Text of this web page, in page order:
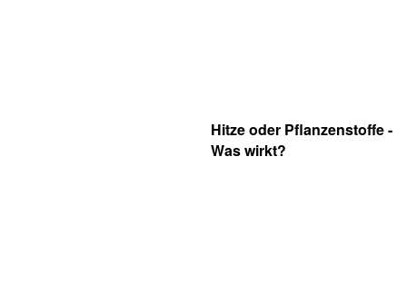
Hitze oder Pflanzenstoffe -
Was wirkt?